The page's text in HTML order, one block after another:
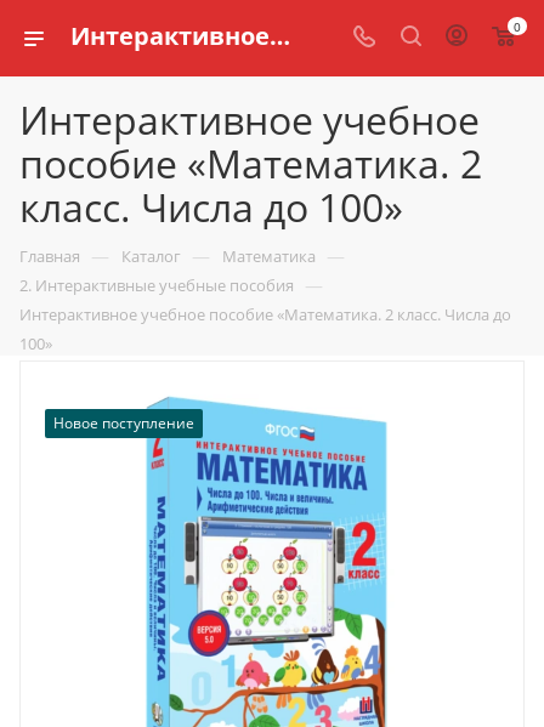
Интерактивное учебное пособие «Математика. 2 класс. Числа до 100» купить по доступной цене в интернет магазине schools.ru 0
Интерактивное учебное
пособие «Математика. 2
класс. Числа до 100»
Главная — Каталог — Математика —
2. Интерактивные учебные пособия —
Интерактивное учебное пособие «Математика. 2 класс. Числа до
100»
Новое поступление